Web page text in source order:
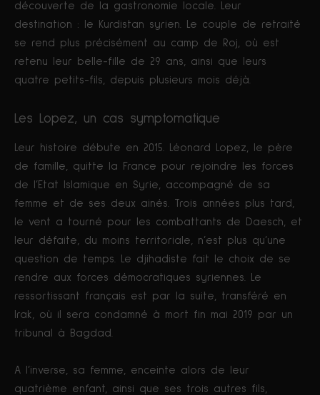
découverte de la gastronomie locale. Leur
destination : le Kurdistan syrien. Le couple de retraité
se rend plus précisément au camp de Roj, où est
retenu leur belle-fille de 29 ans, ainsi que leurs
quatre petits-fils, depuis plusieurs mois déjà.
Les Lopez, un cas symptomatique
Leur histoire débute en 2015. Léonard Lopez, le père
de famille, quitte la France pour rejoindre les forces
de l’Etat Islamique en Syrie, accompagné de sa
femme et de ses deux ainés. Trois années plus tard,
le vent a tourné pour les combattants de Daesch, et
leur défaite, du moins territoriale, n’est plus qu’une
question de temps. Le djihadiste fait le choix de se
rendre aux forces démocratiques syriennes. Le
ressortissant français est par la suite, transféré en
Irak, où il sera condamné à mort fin mai 2019 par un
tribunal à Bagdad.
A l’inverse, sa femme, enceinte alors de leur
quatrième enfant, ainsi que ses trois autres fils,